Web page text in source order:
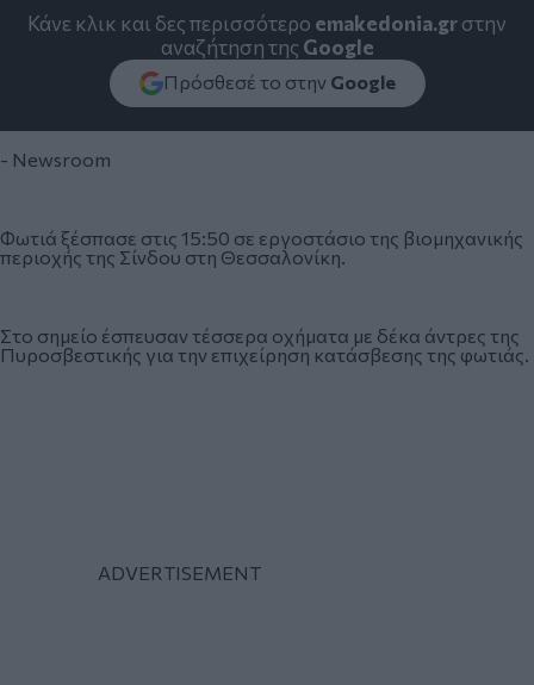
Κάνε κλικ και δες περισσότερο emakedonia.grστην
αναζήτηση της Google
Πρόσθεσέ το στην Google
- Newsroom
Φωτιά ξέσπασε στις 15:50 σε εργοστάσιο της βιομηχανικής
περιοχής της Σίνδου στη Θεσσαλονίκη.
Στο σημείο έσπευσαν τέσσερα οχήματα με δέκα άντρες της
Πυροσβεστικής για την επιχείρηση κατάσβεσης της φωτιάς.